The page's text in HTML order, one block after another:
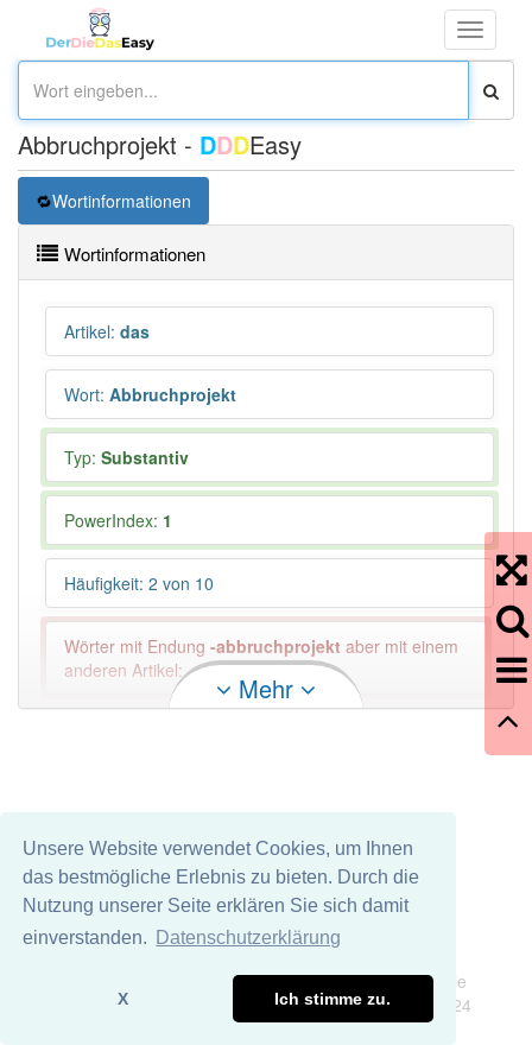
Unsere Website verwendet Cookies, um Ihnen
das bestmögliche Erlebnis zu bieten. Durch die
Nutzung unserer Seite erklären Sie sich damit
einverstanden.
Datenschutzerklärung
X Ich stimme zu.
Toggle
Abbruchprojekt - DDDEasy
Wortinformationen
Wortinformationen
Artikel: das
Wort: Abbruchprojekt
Typ: Substantiv
PowerIndex: 1
Häufigkeit: 2 von 10
Wörter mit Endung -abbruchprojekt aber mit einem
anderen Artikel: -1
Mehr
Wir übernehmen keine Garantie und keine Haftung für die
Richtigkeit und Vollständigkeit dieser Seite. DDDEasy 2024